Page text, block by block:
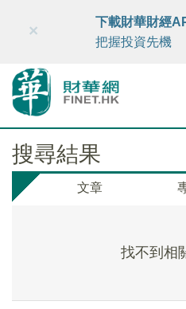
財華智庫網 FINTV
×
下載財華財經
把握投資先機
搜尋結果
文章
找不到相